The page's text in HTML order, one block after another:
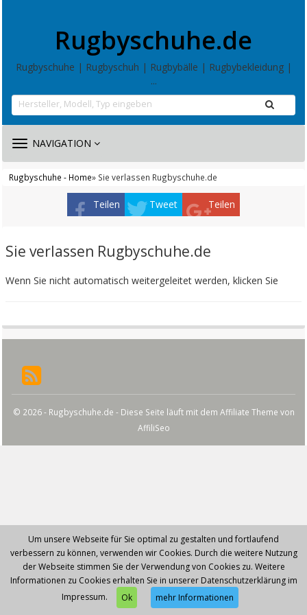
Rugbyschuhe.de
Rugbyschuhe | Rugbyschuh | Rugbybälle | Rugbybekleidung |
...
TOGGLE
NAVIGATION
Rugbyschuhe - Home» Sie verlassen Rugbyschuhe.de
Teilen Tweet Teilen
Sie verlassen Rugbyschuhe.de
Wenn Sie nicht automatisch weitergeleitet werden, klicken Sie
© 2026 - Rugbyschuhe.de - Diese Seite läuft mit dem Affiliate Theme von
AffiliSeo
Um unsere Webseite für Sie optimal zu gestalten und fortlaufend
verbessern zu können, verwenden wir Cookies. Durch die weitere Nutzung
der Webseite stimmen Sie der Verwendung von Cookies zu. Weitere
Informationen zu Cookies erhalten Sie in unserer Datenschutzerklärung im
Impressum.
Ok mehr Informationen